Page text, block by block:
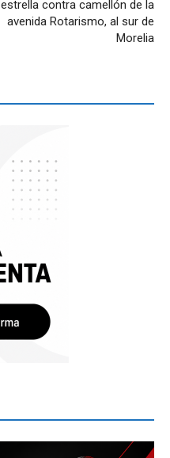
estrella contra camellón de la
avenida Rotarismo, al sur de
Morelia